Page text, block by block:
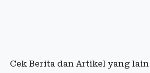
Cek Berita dan Artikel yang